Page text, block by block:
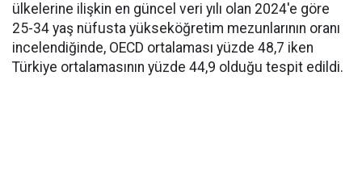
ülkelerine ilişkin en güncel veri yılı olan 2024'e göre
25-34 yaş nüfusta yükseköğretim mezunlarının oranı
incelendiğinde, OECD ortalaması yüzde 48,7 iken
Türkiye ortalamasının yüzde 44,9 olduğu tespit edildi.